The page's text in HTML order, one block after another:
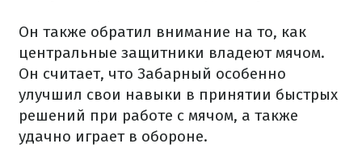
Он также обратил внимание на то, как
центральные защитники владеют мячом.
Он считает, что Забарный особенно
улучшил свои навыки в принятии быстрых
решений при работе с мячом, а также
удачно играет в обороне.